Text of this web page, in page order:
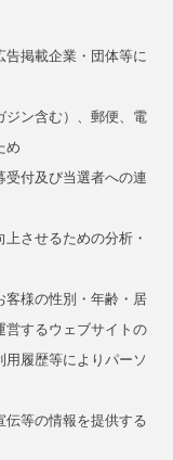
告掲載企業・団体等に
ジン含む）、郵便、電
め
受付及び当選者への連
させるための分析・
客様の性別・年齢・居
営するウェブサイトの
履歴等によりパーソ
伝等の情報を提供する